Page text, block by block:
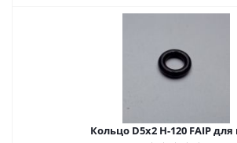
Кольцо D5х2 Н-120 FAIP